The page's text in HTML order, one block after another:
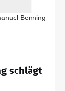
Benning
schlägt